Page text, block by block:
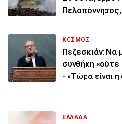
Πελοπόννησος,
ΚΟΣΜΟΣ
Πεζεσκιάν: Να
συνθήκη «ούτε
- «Τώρα είναι
ΕΛΛΑΔΑ